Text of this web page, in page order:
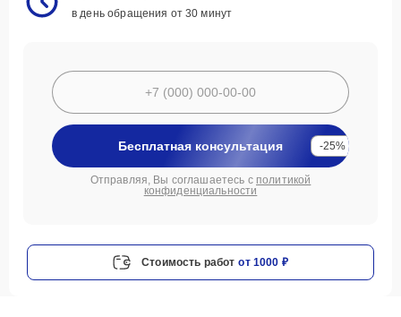
в день обращения от 30 минут
Бесплатная консультация -25%
Отправляя, Вы соглашаетесь с политикой
конфиденциальности
Стоимость работ от 1000 ₽